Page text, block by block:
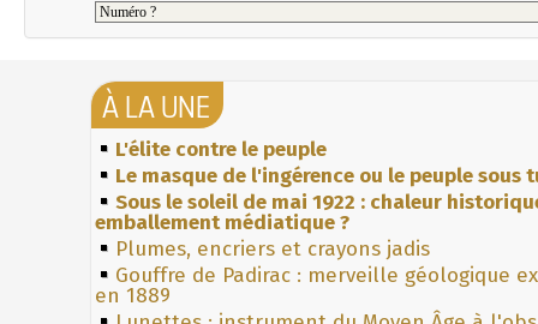
À LA UNE
L'élite contre le peuple
Le masque de l'ingérence ou le peuple sous
Sous le soleil de mai 1922 : chaleur
emballement médiatique ?
Plumes, encriers et crayons jadis
Gouffre de Padirac : merveille géologique
en 1889